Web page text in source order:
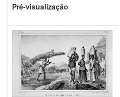
Pré-visualização